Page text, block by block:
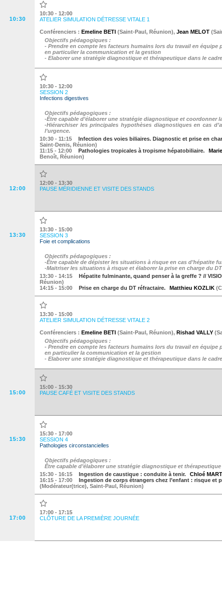
10:30
10:30 - 12:00
ATELIER SIMULATION DÉTRESSE VITALE 1
Conférenciers : Emeline BETI (Saint-Paul, Réunion), Jean MELOT (
Objectifs pédagogiques :
- Prendre en compte les facteurs humains lors du travail en
en particulier la communication et la gestion
- Elaborer une stratégie diagnostique et thérapeutique dans le
10:30 - 12:00
SESSION 2
Infections digestives
Objectifs pédagogiques :
-Être capable d’élaborer une stratégie diagnostique et coordonner
-Hiérarchiser les principales hypothèses diagnostiques en cas
l’urgence.
10:30 - 11:15
Infection des voies biliaires. Diagnostic et prise en
Saint-Denis, Réunion)
11:15 - 12:00 Pathologies tropicales à tropisme hépatobiliaire.
Benoît, Réunion)
12:00
12:00 - 13:30
PAUSE MÉRIDIENNE ET VISITE DES STANDS
13:30
13:30 - 15:00
SESSION 3
Foie et complications
Objectifs pédagogiques :
-Être capable de dépister les situations à risque en cas d’hépatite
-Maitriser les situations à risque et élaborer la prise en charge du
13:30 - 14:15
Hépatite fulminante, quand penser à la greffe ? //
Réunion)
14:15 - 15:00 Prise en charge du DT réfractaire. Matthieu KOZLIK (
13:30 - 15:00
ATELIER SIMULATION DÉTRESSE VITALE 2
Conférenciers : Emeline BETI (Saint-Paul, Réunion), Rishad VALLY (
Objectifs pédagogiques :
- Prendre en compte les facteurs humains lors du travail en
en particulier la communication et la gestion
- Elaborer une stratégie diagnostique et thérapeutique dans le
15:00
15:00 - 15:30
PAUSE CAFÉ ET VISITE DES STANDS
15:30
15:30 - 17:00
SESSION 4
Pathologies circonstancielles
Objectifs pédagogiques :
Être capable d’élaborer une stratégie diagnostique et
15:30 - 16:15 Ingestion de caustique : conduite à tenir.
Chloé
16:15 - 17:00
Ingestion de corps étrangers chez l’enfant : risque et
(Modérateur(trice), Saint-Paul, Réunion)
17:00
17:00 - 17:15
CLÔTURE DE LA PREMIÈRE JOURNÉE